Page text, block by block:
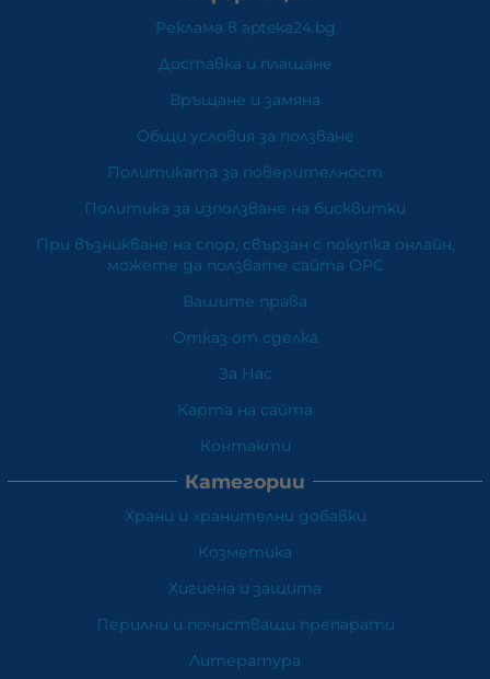
Реклама в apteka24.bg
Доставка и плащане
Връщане и замяна
Общи условия за ползване
Политиката за поверителност
Политика за използване на бисквитки
При възникване на спор, свързан с покупка онлайн,
можете да ползвате сайта ОРС
Вашите права
Отказ от сделка
За Нас
Карта на сайта
Контакти
Категории
Храни и хранителни добавки
Козметика
Хигиена и защита
Перилни и почистващи препарати
Литература